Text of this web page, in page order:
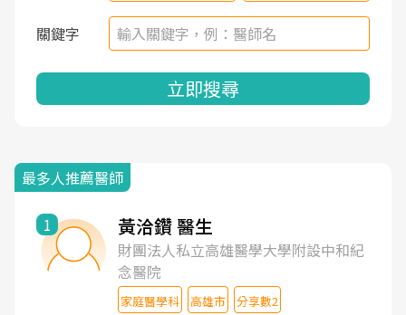
關鍵字
立即搜尋
最多人推薦醫師
1 黃洽鑽 醫生
財團法人私立高雄醫學大學附設中和紀
念醫院
家庭醫學科 高雄市 分享數2